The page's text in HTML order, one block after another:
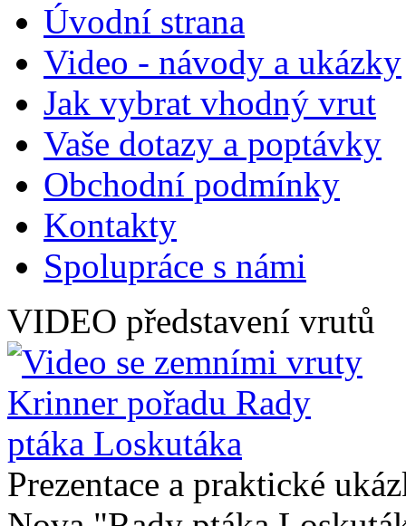
Úvodní strana
Video - návody a ukázky
Jak vybrat vhodný vrut
Vaše dotazy a poptávky
Obchodní podmínky
Kontakty
Spolupráce s námi
VIDEO představení vrutů
Prezentace a praktické